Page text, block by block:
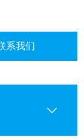
系我们